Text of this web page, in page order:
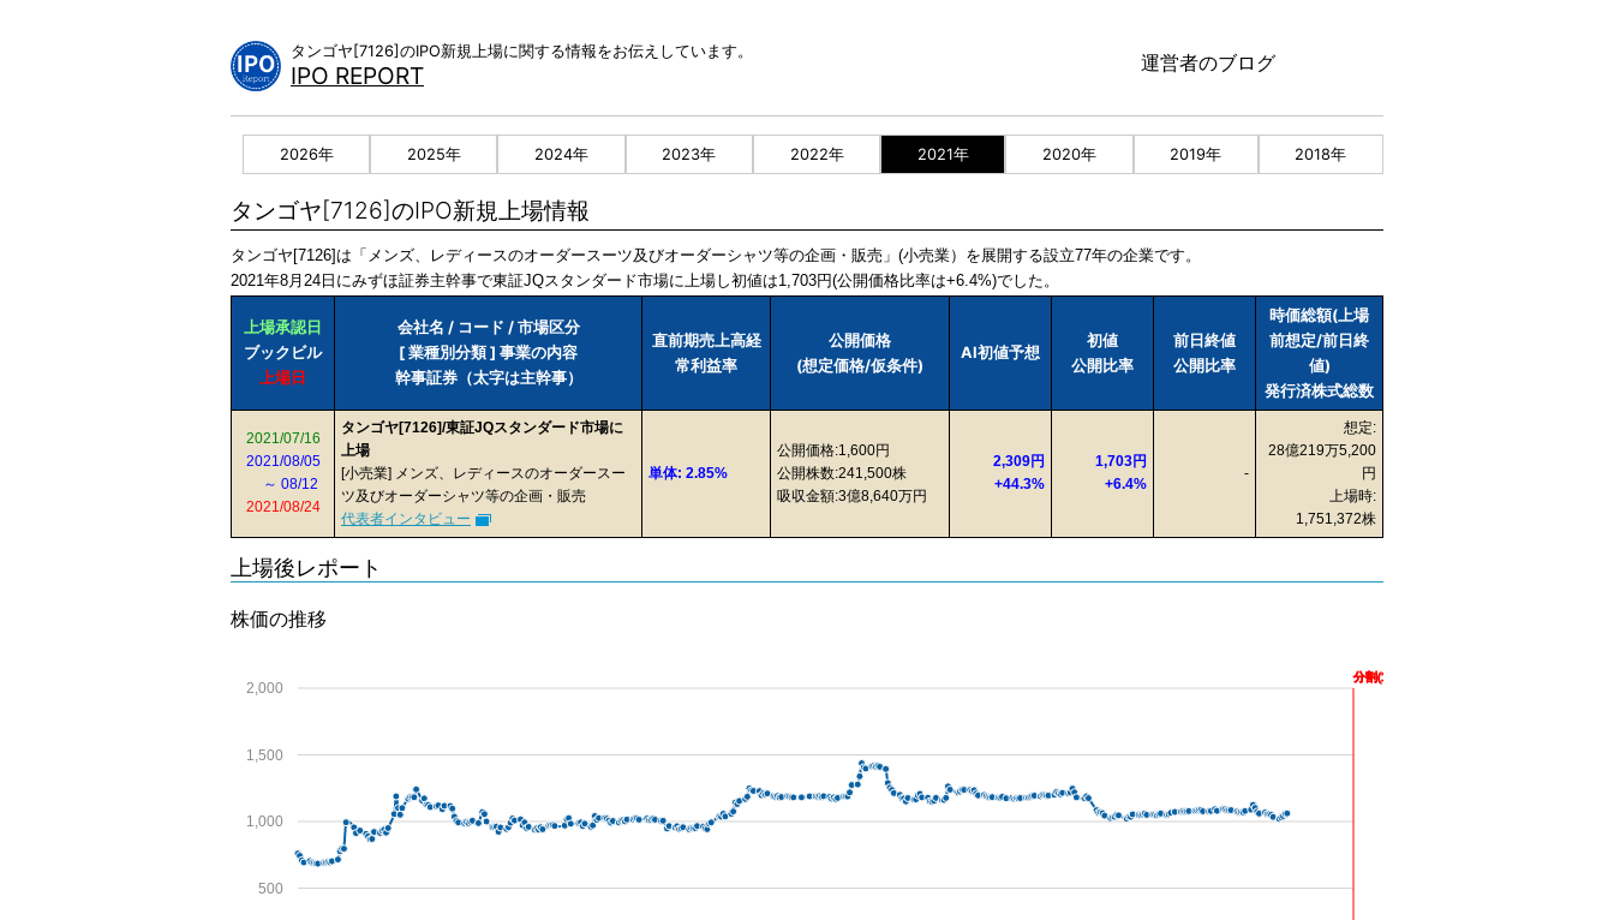
タンゴヤ[7126]のIPO新規上場に関する情報をお伝えしています。
IPO REPORT 運営者のブログ
2026年 2025年 2024年 2023年 2022年 2021年 2020年 2019年 2018年
タンゴヤ[7126]のIPO新規上場情報
タンゴヤ[7126]は「メンズ、レディースのオーダースーツ及びオーダーシャツ等の企画・販売」(小売業）を展開する設立77年の企業です。
2021年8月24日にみずほ証券主幹事で東証JQスタンダード市場に上場し初値は1,703円(公開価格比率は+6.4%)でした。
上場承認日
ブックビル
上場日
会社名 / コード / 市場区分
[ 業種別分類 ] 事業の内容
幹事証券（太字は主幹事）
直前期売上高経
常利益率
公開価格
(想定価格/仮条件)
AI初値予想
初値
公開比率
前日終値
公開比率
時価総額(上場
前想定/前日終
値)
発行済株式総数
2021/07/16
2021/08/05
～ 08/12
2021/08/24
タンゴヤ[7126]/東証JQスタンダード市場に
上場
[小売業] メンズ、レディースのオーダースー
ツ及びオーダーシャツ等の企画・販売
代表者インタビュー
単体: 2.85%
公開価格:1,600円
公開株数:241,500株
吸収金額:3億8,640万円
2,309円
+44.3%
1,703円
+6.4%
-
想定:
28億219万5,200
円
上場時:
1,751,372株
上場後レポート
株価の推移
500
1,000
1,500
2,000
分割(1:2)